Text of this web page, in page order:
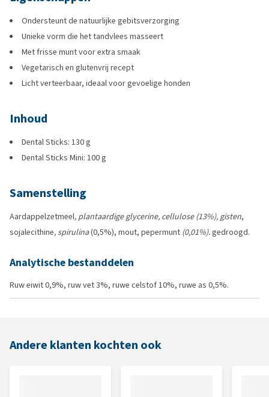
Ondersteunt de natuurlijke gebitsverzorging
Unieke vorm die het tandvlees masseert
Met frisse munt voor extra smaak
Vegetarisch en glutenvrij recept
Licht verteerbaar, ideaal voor gevoelige honden
Inhoud
Dental Sticks: 130 g
Dental Sticks Mini: 100 g
Samenstelling
Aardappelzetmeel, plantaardige glycerine, cellulose (13%), gisten,
sojalecithine, spirulina(0,5%), mout, pepermunt (0,01%).gedroogd.
Analytische bestanddelen
Ruw eiwit 0,9%, ruw vet 3%, ruwe celstof 10%, ruwe as 0,5%.
Andere klanten kochten ook